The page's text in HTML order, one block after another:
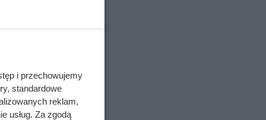
i przechowujemy
standardowe
reklam,
usług. Za zgodą